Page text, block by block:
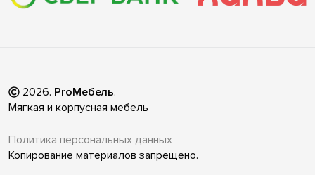
2026. ProМебель.
Мягкая и корпусная мебель
Политика персональных данных
Копирование материалов запрещено.